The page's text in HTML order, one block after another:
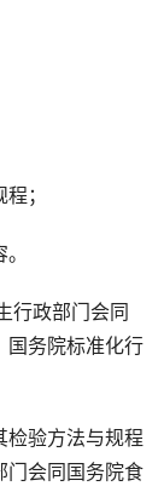
；
行政部门会同
国务院标准化行
检验方法与规程
门会同国务院食